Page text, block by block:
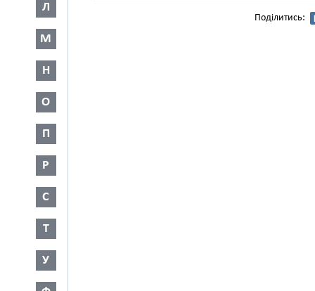
Л
М
Н
О
П
Р
С
Т
У
Поділитись: